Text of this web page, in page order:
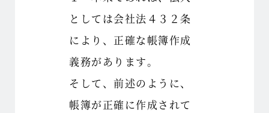
としては会社法４３２条
により、正確な帳簿作成
義務があります。
そして、前述のように、
帳簿が正確に作成されて